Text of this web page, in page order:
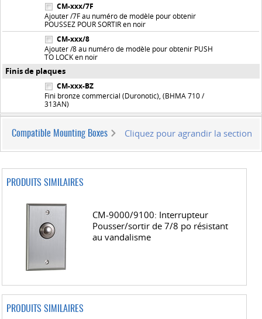
CM-xxx/7F
Ajouter /7F au numéro de modèle pour obtenir
POUSSEZ POUR SORTIR en noir
CM-xxx/8
Ajouter /8 au numéro de modèle pour obtenir PUSH
TO LOCK en noir
Finis de plaques
CM-xxx-BZ
Fini bronze commercial (Duronotic), (BHMA 710 /
313AN)
Compatible Mounting Boxes Cliquez pour agrandir la section
PRODUITS SIMILAIRES
CM-9000/9100: Interrupteur
Pousser/sortir de 7/8 po résistant
au vandalisme
PRODUITS SIMILAIRES